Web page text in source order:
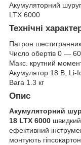
Акумуляторний
LTX 6000
Технічні
Патрон
Число обертів 0 —
Макс. крутний
Акумулятор 18 В, Li-
Вага 1.3 кг
Опис
Акумуляторний
18 LTX 6000
ефективний
монтують